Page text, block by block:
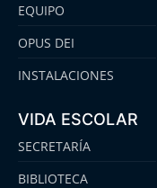
EQUIPO
OPUS DEI
INSTALACIONES
VIDA ESCOLAR
SECRETARÍA
BIBLIOTECA